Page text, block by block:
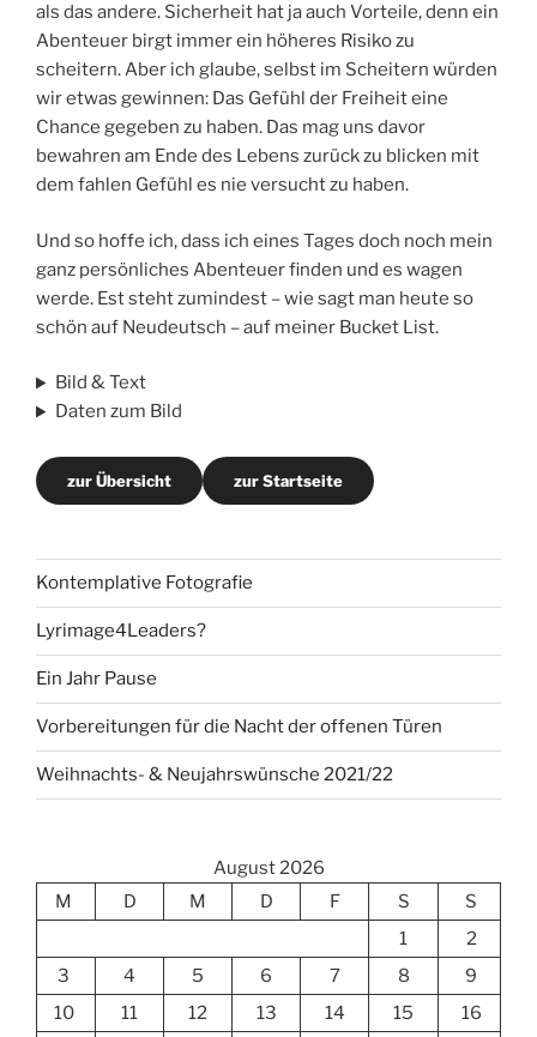
als das andere. Sicherheit hat ja auch Vorteile, denn ein
Abenteuer birgt immer ein höheres Risiko zu
scheitern. Aber ich glaube, selbst im Scheitern würden
wir etwas gewinnen: Das Gefühl der Freiheit eine
Chance gegeben zu haben. Das mag uns davor
bewahren am Ende des Lebens zurück zu blicken mit
dem fahlen Gefühl es nie versucht zu haben.
Und so hoffe ich, dass ich eines Tages doch noch mein
ganz persönliches Abenteuer finden und es wagen
werde. Est steht zumindest – wie sagt man heute so
schön auf Neudeutsch – auf meiner Bucket List.
Bild & Text
Daten zum Bild
zur Übersicht zur Startseite
Kontemplative Fotografie
Lyrimage4Leaders?
Ein Jahr Pause
Vorbereitungen für die Nacht der offenen Türen
Weihnachts- & Neujahrswünsche 2021/22
August 2026
M
D M D F S
S
1
2
3
4 5 6 7 8
9
10
11 12 13 14 15
16